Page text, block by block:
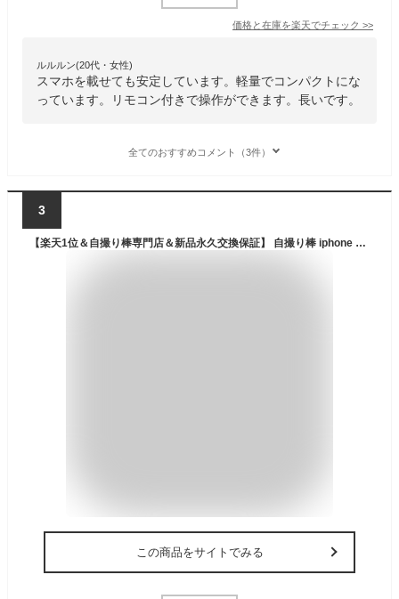
価格と在庫を楽天でチェック >>
ルルルン(20代・女性)
スマホを載せても安定しています。軽量でコンパクトにな
っています。リモコン付きで操作ができます。長いです。
全てのおすすめコメント（3件）
3
【楽天1位＆自撮り棒専門店＆新品永久交換保証】 自撮り棒 iphone 三脚付き 三脚 軽量 コンパクト ロング スマホ セルカ棒 bluetooth スマホスタンド 長い iphone16 アンドロイド GoPro アクションカメラ カメラ 対応 ワイヤレス 130cm 7段階伸縮 コンパクト
この商品をサイトでみる